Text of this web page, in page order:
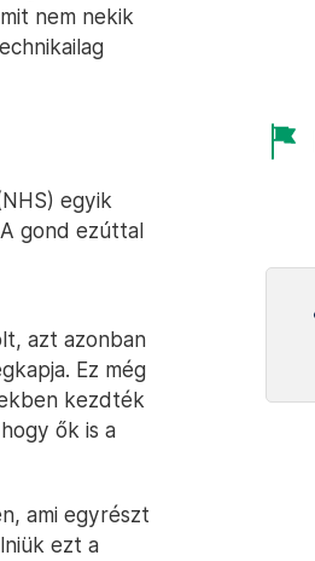
nem nekik
egyik
gond ezúttal
azt azonban
Ez még
kezdték
ők is a
ami egyrészt
ezt a